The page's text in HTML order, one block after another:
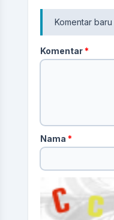
Komentar
Komentar*
Nama *